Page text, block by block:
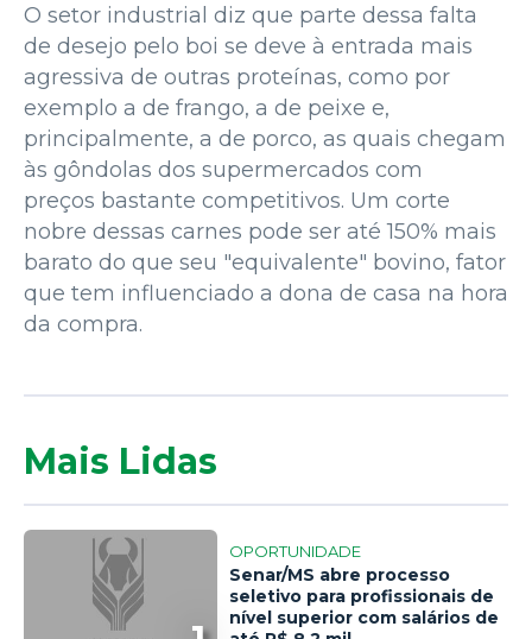
O setor industrial diz que parte dessa falta
de desejo pelo boi se deve à entrada mais
agressiva de outras proteínas, como por
exemplo a de frango, a de peixe e,
principalmente, a de porco, as quais chegam
às gôndolas dos supermercados com
preços bastante competitivos. Um corte
nobre dessas carnes pode ser até 150% mais
barato do que seu "equivalente" bovino, fator
que tem influenciado a dona de casa na hora
da compra.
Mais Lidas
OPORTUNIDADE
Senar/MS abre processo
seletivo para profissionais de
nível superior com salários de